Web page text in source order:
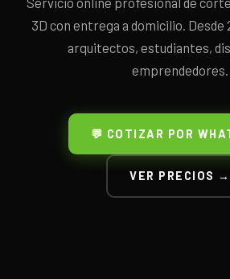
3D con entrega a domicilio. Desde
arquitectos, estudiantes,
emprendedores.
💬 COTIZAR POR
VER PRECIOS →